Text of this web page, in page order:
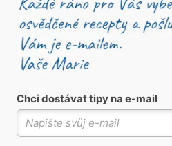
Chci dostávat tipy na e-mail